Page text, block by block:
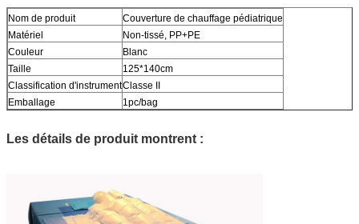
Nom de produit
Couverture de chauffage pédiatrique
Matériel
Non-tissé, PP+PE
Couleur
Blanc
Taille
125*140cm
Classification d'instrumentClasse II
Emballage
1pc/bag
Les détails de produit montrent :